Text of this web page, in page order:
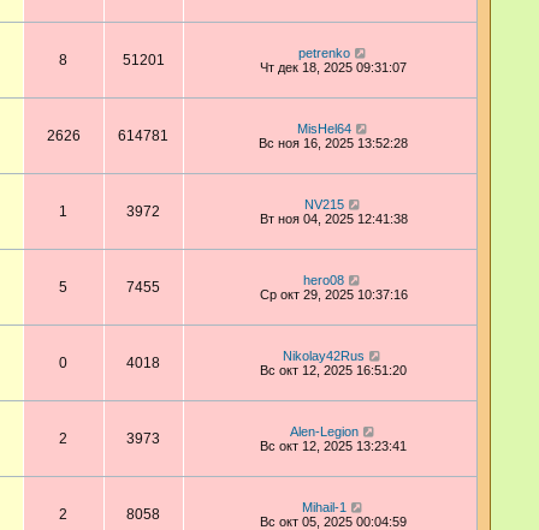
8 51201
petrenko
Чт дек 18, 2025 09:31:07
2626 614781
MisHel64
Вс ноя 16, 2025 13:52:28
1 3972
NV215
Вт ноя 04, 2025 12:41:38
5 7455
hero08
Ср окт 29, 2025 10:37:16
0 4018
Nikolay42Rus
Вс окт 12, 2025 16:51:20
2 3973
Alen-Legion
Вс окт 12, 2025 13:23:41
2 8058
Mihail-1
Вс окт 05, 2025 00:04:59